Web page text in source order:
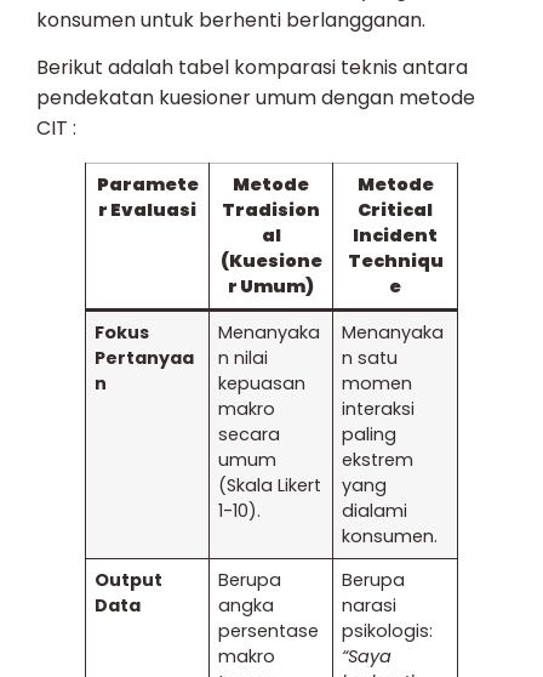
konsumen untuk berhenti berlangganan.
Berikut adalah tabel komparasi teknis antara
pendekatan kuesioner umum dengan metode
CIT :
Paramete
r Evaluasi
Metode
Tradision
al
(Kuesione
r Umum)
Metode
Critical
Incident
Techniqu
e
Fokus
Pertanyaa
n
Menanyaka
n nilai
kepuasan
makro
secara
umum
(Skala Likert
1-10).
Menanyaka
n satu
momen
interaksi
paling
ekstrem
yang
dialami
konsumen.
Output
Data
Berupa
angka
persentase
makro
Berupa
narasi
psikologis:
“Saya